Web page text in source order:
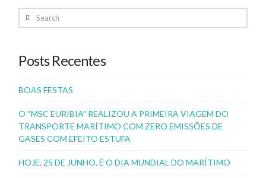
Search
Posts Recentes
BOAS FESTAS
O “MSC EURIBIA” REALIZOU A PRIMEIRA VIAGEM DO
TRANSPORTE MARÍTIMO COM ZERO EMISSÕES DE
GASES COM EFEITO ESTUFA
HOJE, 25 DE JUNHO, É O DIA MUNDIAL DO MARÍTIMO